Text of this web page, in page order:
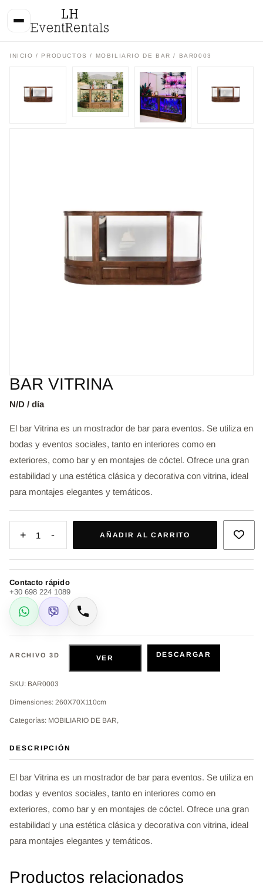
INICIO / PRODUCTOS/ MOBILIARIO DE BAR / BAR0003
BAR VITRINA
N/D / día
El bar Vitrina es un mostrador de bar para eventos. Se utiliza en
bodas y eventos sociales, tanto en interiores como en
exteriores, como bar y en montajes de cóctel. Ofrece una gran
estabilidad y una estética clásica y decorativa con vitrina, ideal
para montajes elegantes y temáticos.
+ 1 - AÑADIR AL CARRITO
Contacto rápido
+30 698 224 1089
WhatsApp
Viber Llamar
ARCHIVO 3D VER DESCARGAR
SKU: BAR0003
Dimensiones: 260Χ70Χ110cm
Categorías: MOBILIARIO DE BAR,
DESCRIPCIÓN
El bar Vitrina es un mostrador de bar para eventos. Se utiliza en
bodas y eventos sociales, tanto en interiores como en
exteriores, como bar y en montajes de cóctel. Ofrece una gran
estabilidad y una estética clásica y decorativa con vitrina, ideal
para montajes elegantes y temáticos.
Productos relacionados